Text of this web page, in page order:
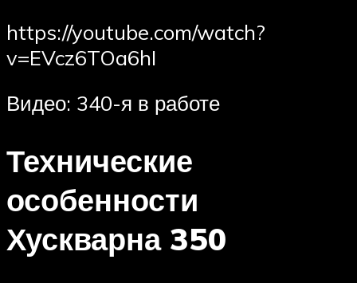
https://youtube.com/watch?
v=EVcz6TOa6hI
Видео: 340-я в работе
Технические
особенности
Хускварна 350